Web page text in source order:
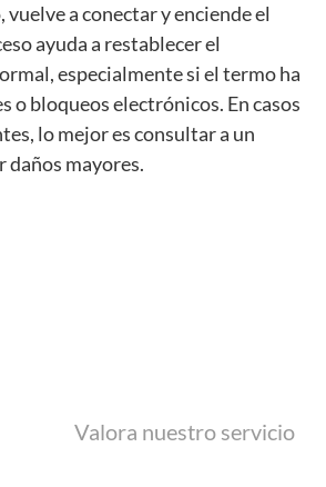
a conectar y enciende el
ayuda a restablecer el
especialmente si el termo ha
o bloqueos electrónicos. En casos
lo mejor es consultar a un
daños mayores.
Valora nuestro servicio